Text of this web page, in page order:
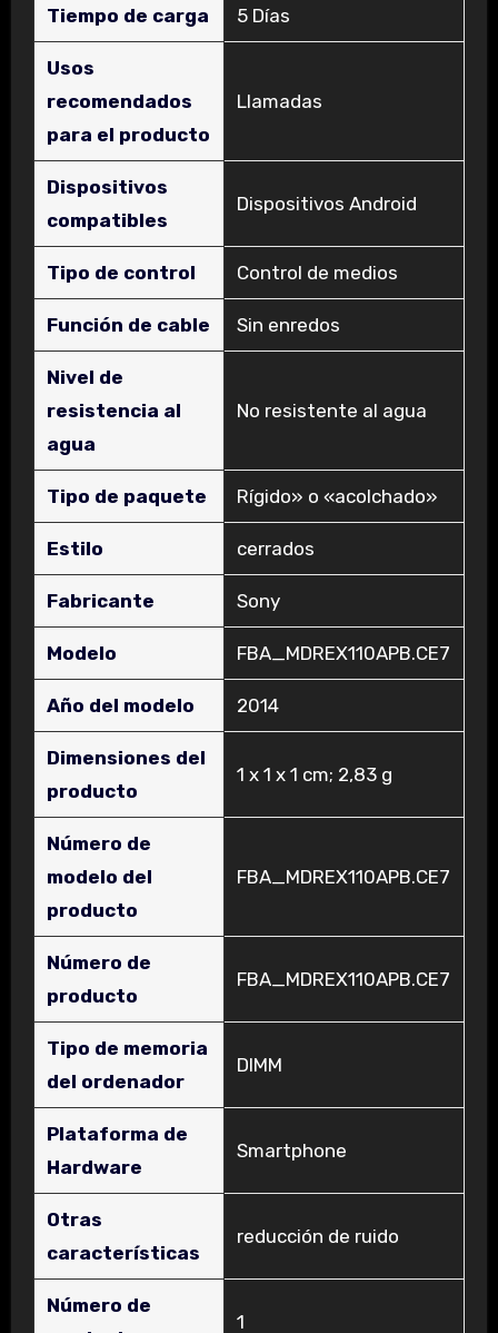
Tiempo de carga ‎5 Días
Usos
recomendados
para el producto
‎Llamadas
Dispositivos
compatibles
‎Dispositivos Android
Tipo de control ‎Control de medios
Función de cable ‎Sin enredos
Nivel de
resistencia al
agua
‎No resistente al agua
Tipo de paquete ‎Rígido» o «acolchado»
Estilo ‎cerrados
Fabricante ‎Sony
Modelo ‎FBA_MDREX110APB.CE7
Año del modelo ‎2014
Dimensiones del
producto
‎1 x 1 x 1 cm; 2,83 g
Número de
modelo del
producto
‎FBA_MDREX110APB.CE7
Número de
producto
‎FBA_MDREX110APB.CE7
Tipo de memoria
del ordenador
‎DIMM
Plataforma de
Hardware
‎Smartphone
Otras
características
‎reducción de ruido
Número de
‎1